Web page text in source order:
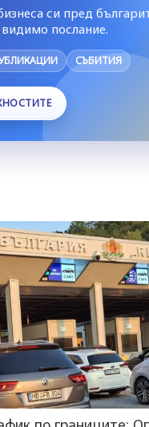
си пред
послание.
СЪБИТИЯ